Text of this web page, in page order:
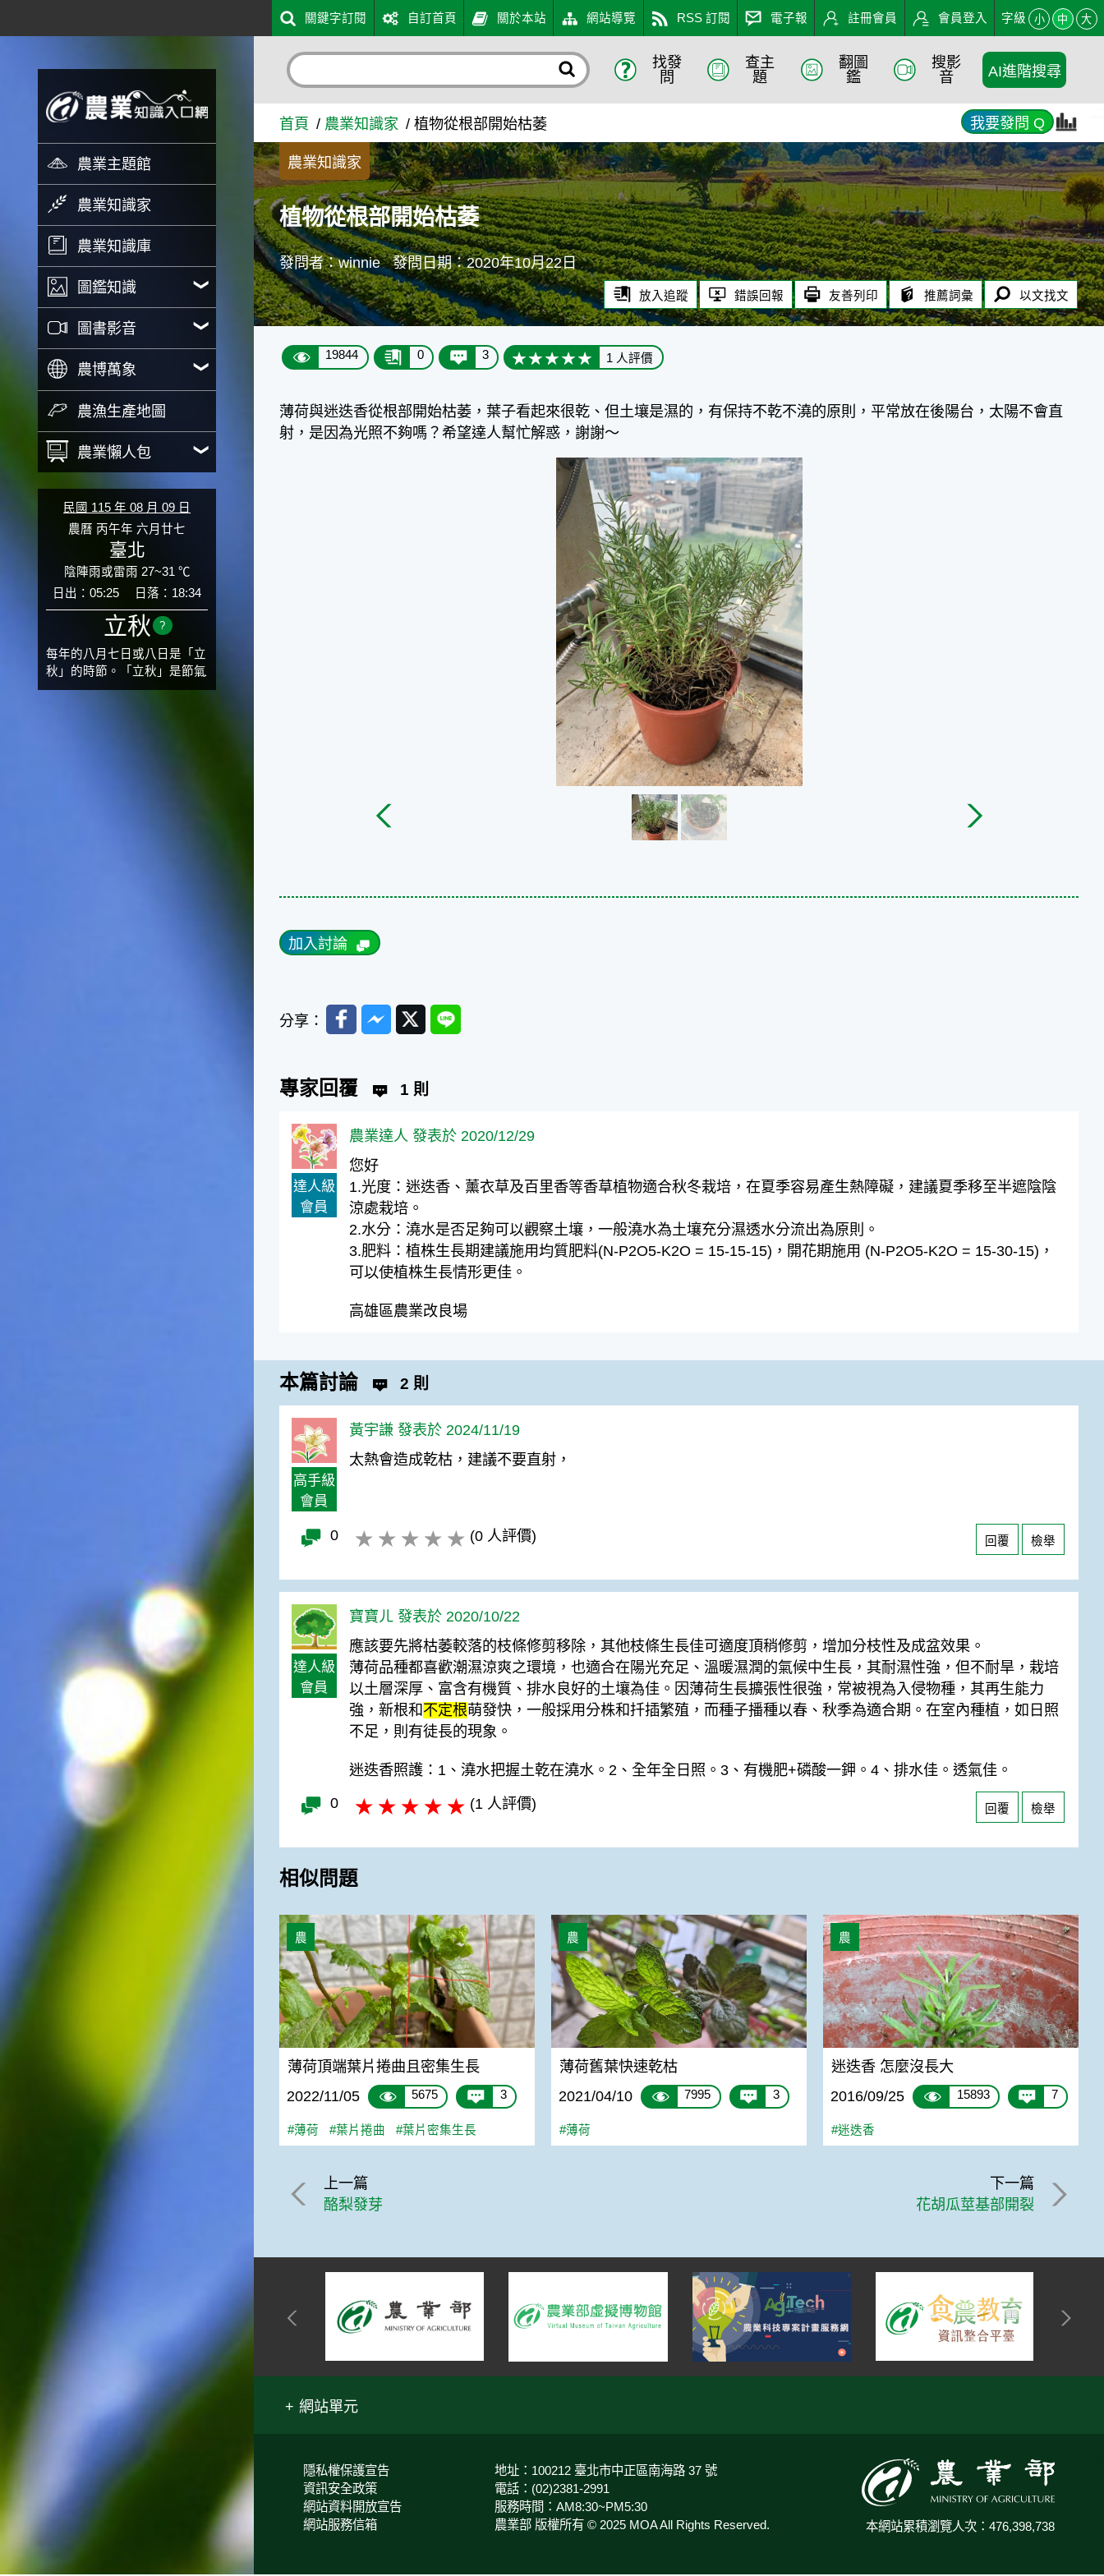
植物從根部開始枯萎 - 農業知識入口網
農業主題館
農業知識家
農業知識庫
圖鑑知識
圖書影音
農博萬象
農漁生產地圖
農業懶人包
民國 115 年 08 月 09 日
農曆 丙午年 六月廿七
臺北
陰陣雨或雷雨 27~31 ℃
日出：05:25
日落：18:34
立秋 ?
每年的八月七日或八日是「立
秋」的時節。「立秋」是節氣
邁入秋涼的先聲，表示酷熱難
思是：根據老一輩人的說法，
如果立秋這一天是在農曆六
月，則漁民的作業期會比較早
結束；如果「立秋日」在七
月，則天氣會持續穩定，今年
的捕魚季節就會比較長，而漁
民們的收入也會相對提高呢！
關鍵字訂閱 自訂首頁 關於本站 網站導覽 RSS 訂閱 電子報 註冊會員 會員登入 字級 小 中 大
找發
問
查主
題
翻圖
鑑
搜影
音
AI進階搜尋
首頁 農業知識家 植物從根部開始枯萎 我要發問 Q
農業知識家
植物從根部開始枯萎
發問者：winnie 發問日期：2020年10月22日
放入追蹤 錯誤回報 友善列印 推薦詞彙 以文找文
19844 0 3 1 人評價
薄荷與迷迭香從根部開始枯萎，葉子看起來很乾、但土壤是濕的，有保持不乾不澆的原則，平常放在後陽台，太陽不會直
射，是因為光照不夠嗎？希望達人幫忙解惑，謝謝～
加入討論
分享：
FacebookMessenger
TwitterLine
專家回覆 1 則
達人級
會員
農業達人 發表於 2020/12/29
您好
1.光度：迷迭香、薰衣草及百里香等香草植物適合秋冬栽培，在夏季容易產生熱障礙，建議夏季移至半遮陰陰
涼處栽培。
2.水分：澆水是否足夠可以觀察土壤，一般澆水為土壤充分濕透水分流出為原則。
3.肥料：植株生長期建議施用均質肥料(N-P2O5-K2O = 15-15-15)，開花期施用 (N-P2O5-K2O = 15-30-15)，
可以使植株生長情形更佳。
高雄區農業改良場
本篇討論 2 則
高手級
會員
黃宇謙 發表於 2024/11/19
太熱會造成乾枯，建議不要直射，
0 (0 人評價) 回覆 檢舉
達人級
會員
寶寶ㄦ 發表於 2020/10/22
應該要先將枯萎較落的枝條修剪移除，其他枝條生長佳可適度頂稍修剪，增加分枝性及成盆效果。
薄荷品種都喜歡潮濕涼爽之環境，也適合在陽光充足、溫暖濕潤的氣候中生長，其耐濕性強，但不耐旱，栽培
以土層深厚、富含有機質、排水良好的土壤為佳。因薄荷生長擴張性很強，常被視為入侵物種，其再生能力
強，新根和 不定根萌發快，一般採用分株和扦插繁殖，而種子播種以春、秋季為適合期。在室內種植，如日照
不足，則有徒長的現象。
迷迭香照護：1、澆水把握土乾在澆水。2、全年全日照。3、有機肥+磷酸一鉀。4、排水佳。透氣佳。
0
(1 人評價) 回覆 檢舉
相似問題
薄荷頂端葉片捲曲且密集生長
農
薄荷頂端葉片捲曲且密集生長
2022/11/05
5675 3
#薄荷 #葉片捲曲 #葉片密集生長
薄荷舊葉快速乾枯
農
薄荷舊葉快速乾枯
2021/04/10
7995 3
#薄荷
迷迭香 怎麼沒長大
農
迷迭香 怎麼沒長大
2016/09/25
15893 7
#迷迭香
上一篇
酪梨發芽
下一篇
花胡瓜莖基部開裂
網站單元
隱私權保護宣告
資訊安全政策
網站資料開放宣告
網站服務信箱
地址：100212 臺北市中正區南海路 37 號
電話：(02)2381-2991
服務時間：AM8:30~PM5:30
農業部 版權所有 © 2025 MOA All Rights Reserved.
本網站累積瀏覽人次：476,398,738